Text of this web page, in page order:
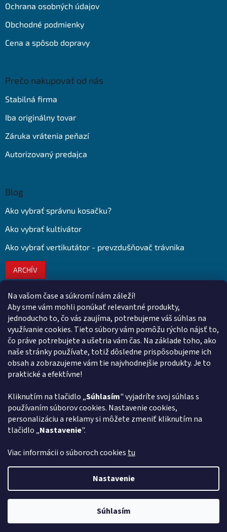
Na vašom čase a súkromí nám záleží!
Aby sme vám mohli ponúkať relevantné produkty,
jednoducho to, čo vás zaujíma, potrebujeme váš súhlas na
využívanie cookies. Tieto súbory vám pomôžu rýchlo nájsť to,
čo práve potrebujete a ušetria vám čas. Na základe toho, ako
naše stránky používate, totiž dôsledne prispôsobujeme ich
obsah a zobrazujeme vám tie najvhodnejšie produkty. Je to
praktické a efektívne!
Kliknutím na tlačidlo „Súhlasím" vyjadríte svoj súhlas s
používaním súborov cookies. Nastavenie cookies,
personalizáciu a reklamy si môžete zmeniť kliknutím na
tlačidlo „Nastavenie".
Viac informácii o súboroch cookies tu
Nastavenie
Súhlasím
Ochrana osobných údajov
Obchodné podmienky
Cena a spôsob dopravy
Prečo nakupovať od nás
Stabilná firma
Iba originálny tovar
Záruka vrátenia peňazí
Autorizovaný predajca
Blog
Ako vybrať správnu kosačku?
Ako vybrať kultivátor
Ako vybrať vertikutátor - prevzdušňovač trávnika
ARCHÍV
Kontakt
obchod@ euroshopy.sk
0911 931 019
0911 931 019
Facebook Euroshopy
Prijímame online platby
Copyright 2026Euroshopy. Všetky práva vyhradené.Upraviť
nastavenie cookies